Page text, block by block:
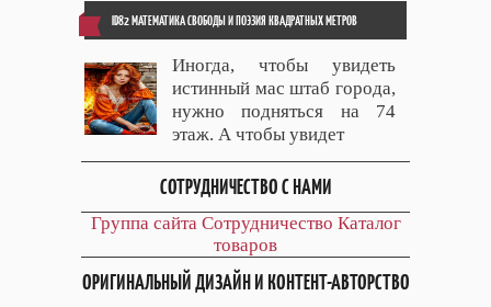
ID82 МАТЕМАТИКА СВОБОДЫ И ПОЭЗИЯ КВАДРАТНЫХ МЕТРОВ
Иногда, чтобы увидеть
истинный мас штаб города,
нужно подняться на 74
этаж. А чтобы увидет
СОТРУДНИЧЕСТВО С НАМИ
Группа сайта Сотрудничество Каталог
товаров
ОРИГИНАЛЬНЫЙ ДИЗАЙН И КОНТЕНТ-АВТОРСТВО